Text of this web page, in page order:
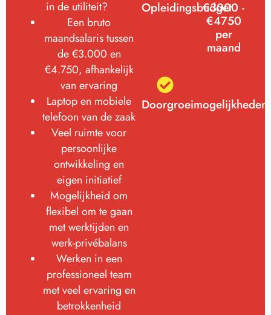
in de utiliteit?
Een bruto
maandsalaris tussen
de €3.000 en
€4.750, afhankelijk
van ervaring
Laptop en mobiele
telefoon van de zaak
Veel ruimte voor
persoonlijke
ontwikkeling en
eigen initiatief
Mogelijkheid om
flexibel om te gaan
met werktijden en
werk-privébalans
Werken in een
professioneel team
met veel ervaring en
betrokkenheid
Opleidingsbudget
€3000 -
€4750
per
maand
Doorgroeimogelijkheden